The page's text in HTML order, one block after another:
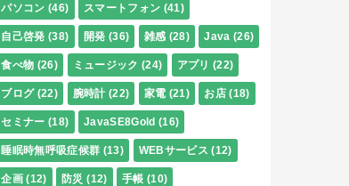
パソコン (46) スマートフォン (41)
自己啓発 (38) 開発 (36) 雑感 (28) Java (26)
食べ物 (26) ミュージック (24) アプリ (22)
ブログ (22) 腕時計 (22) 家電 (21) お店 (18)
セミナー (18) JavaSE8Gold (16)
睡眠時無呼吸症候群 (13) WEBサービス (12)
企画 (12) 防災 (12) 手帳 (10)